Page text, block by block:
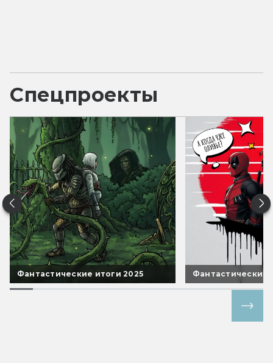
Спецпроекты
Фантастические итоги 2025 Фантастические